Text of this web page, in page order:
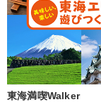
東海満喫Walker